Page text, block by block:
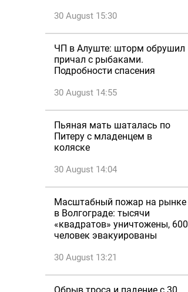
30 August 15:30
ЧП в Алуште: шторм обрушил
причал с рыбаками.
Подробности спасения
30 August 14:55
Пьяная мать шаталась по
Питеру с младенцем в
коляске
30 August 14:04
Масштабный пожар на рынке
в Волгограде: тысячи
«квадратов» уничтожены, 600
человек эвакуированы
30 August 13:21